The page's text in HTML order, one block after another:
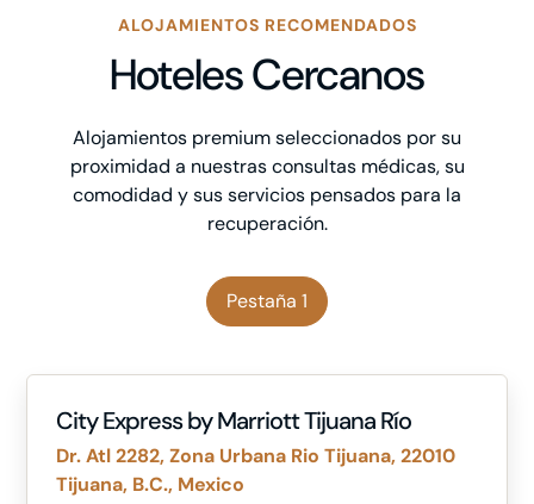
ALOJAMIENTOS RECOMENDADOS
Hoteles Cercanos
Alojamientos premium seleccionados por su
proximidad a nuestras consultas médicas, su
comodidad y sus servicios pensados para la
recuperación.
Pestaña 1
City Express by Marriott Tijuana Río
Dr. Atl 2282, Zona Urbana Rio Tijuana, 22010
Tijuana, B.C., Mexico